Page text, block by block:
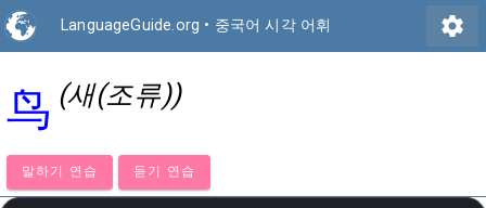
LanguageGuide.org • 중국어 시각 어휘 settings
鸟 (새(조류))
말하기 연습 듣기 연습